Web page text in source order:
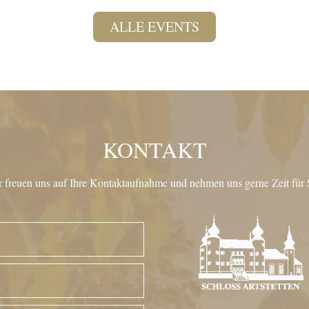
ALLE EVENTS
KONTAKT
freuen uns auf Ihre Kontaktaufnahme und nehmen uns gerne Zeit für